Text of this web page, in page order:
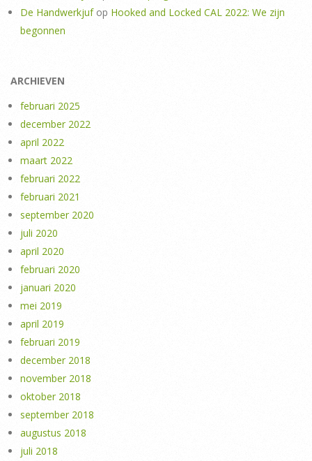
De Handwerkjufop Hooked and Locked CAL 2022: We zijn
begonnen
ARCHIEVEN
februari 2025
december 2022
april 2022
maart 2022
februari 2022
februari 2021
september 2020
juli 2020
april 2020
februari 2020
januari 2020
mei 2019
april 2019
februari 2019
december 2018
november 2018
oktober 2018
september 2018
augustus 2018
juli 2018